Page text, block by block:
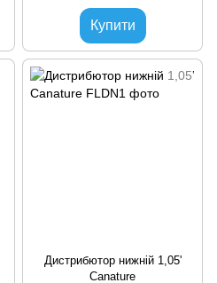
Купити
Дистрибютор нижній 1,05'
Canature